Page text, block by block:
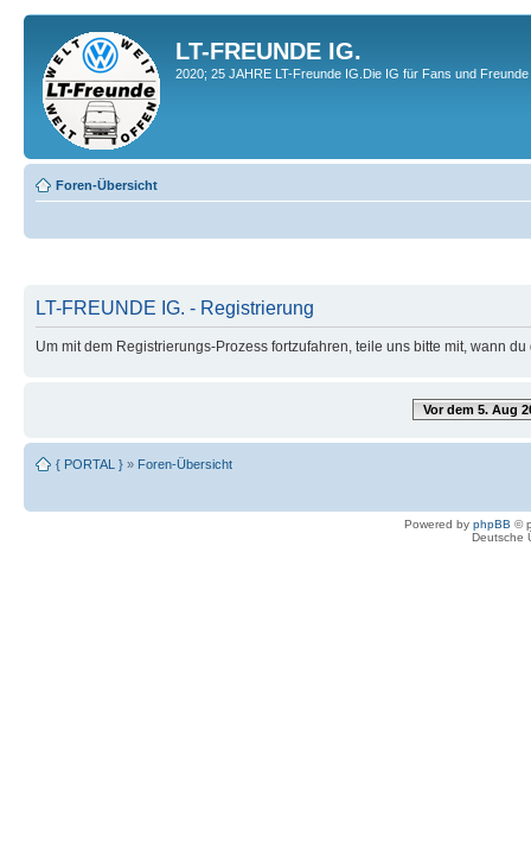
LT-FREUNDE IG.
2020; 25 JAHRE LT-Freunde IG.Die IG für Fans und
Foren-Übersicht
LT-FREUNDE IG. - Registrierung
Um mit dem Registrierungs-Prozess fortzufahren, teile uns bitte mit, wann
Vor dem 5. Aug
{ PORTAL } » Foren-Übersicht
Powered by phpBB ©
Deutsche